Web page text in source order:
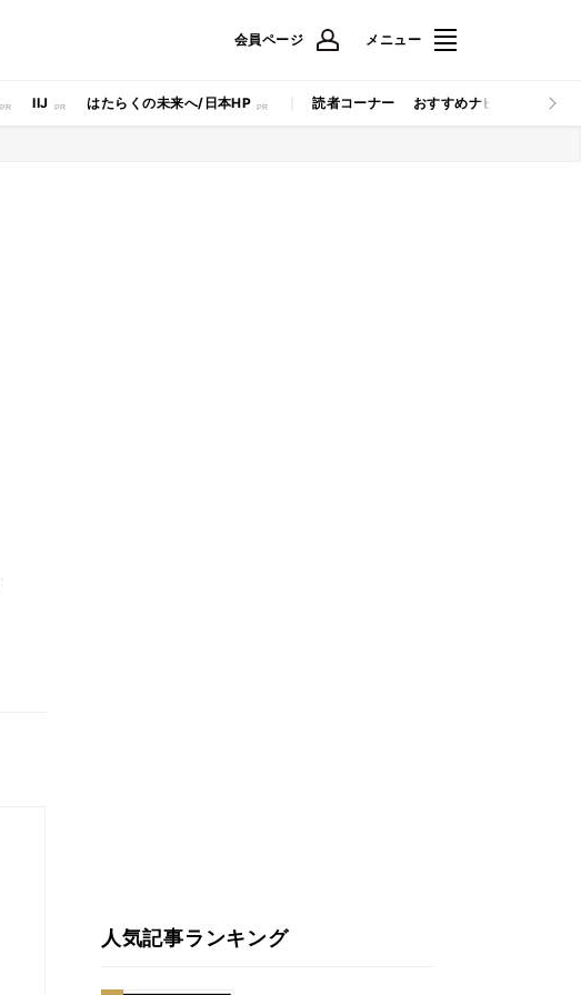
会員ページ メニュー
IIJ はたらくの未来へ/日本HP 読者コーナー おすすめナビ マイナビ
人気記事ランキング